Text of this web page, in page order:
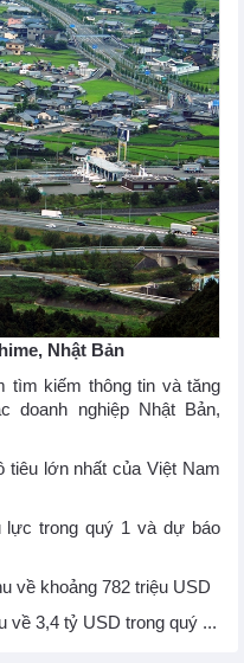
Nhật Bản
tìm kiếm thông tin và tăng
doanh nghiệp Nhật Bản,
tiêu lớn nhất của Việt Nam
lực trong quý 1 và dự báo
về khoảng 782 triệu USD
về 3,4 tỷ USD trong quý ...